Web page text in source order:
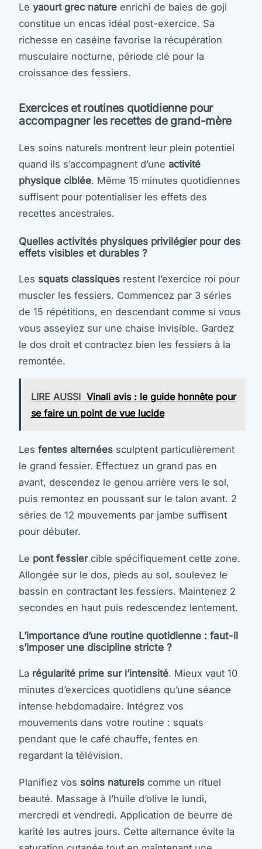
Le yaourt grec nature enrichi de baies de goji
constitue un encas idéal post-exercice. Sa
richesse en caséine favorise la récupération
musculaire nocturne, période clé pour la
croissance des fessiers.
Exercices et routines quotidienne pour
accompagner les recettes de grand-mère
Les soins naturels montrent leur plein potentiel
quand ils s’accompagnent d’une activité
physique ciblée. Même 15 minutes quotidiennes
suffisent pour potentialiser les effets des
recettes ancestrales.
Quelles activités physiques privilégier pour des
effets visibles et durables ?
Les squats classiques restent l’exercice roi pour
muscler les fessiers. Commencez par 3 séries
de 15 répétitions, en descendant comme si vous
vous asseyiez sur une chaise invisible. Gardez
le dos droit et contractez bien les fessiers à la
remontée.
LIRE AUSSI Vinali avis : le guide honnête pour
se faire un point de vue lucide
Les fentes alternées sculptent particulièrement
le grand fessier. Effectuez un grand pas en
avant, descendez le genou arrière vers le sol,
puis remontez en poussant sur le talon avant. 2
séries de 12 mouvements par jambe suffisent
pour débuter.
Le pont fessiercible spécifiquement cette zone.
Allongée sur le dos, pieds au sol, soulevez le
bassin en contractant les fessiers. Maintenez 2
secondes en haut puis redescendez lentement.
L’importance d’une routine quotidienne : faut-il
s’imposer une discipline stricte ?
La régularité prime sur l’intensité. Mieux vaut 10
minutes d’exercices quotidiens qu’une séance
intense hebdomadaire. Intégrez vos
mouvements dans votre routine : squats
pendant que le café chauffe, fentes en
regardant la télévision.
Planifiez vos soins naturels comme un rituel
beauté. Massage à l’huile d’olive le lundi,
mercredi et vendredi. Application de beurre de
karité les autres jours. Cette alternance évite la